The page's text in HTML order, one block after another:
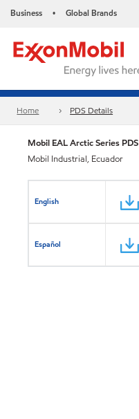
Business • Global Brands
Home PDS Details
Mobil EAL Arctic Series PDS
Mobil Industrial, Ecuador
English
Español